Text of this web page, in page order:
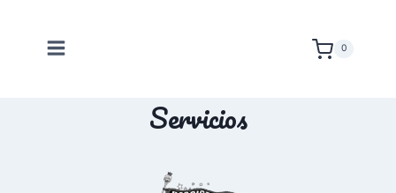
contenido
0
Servicios